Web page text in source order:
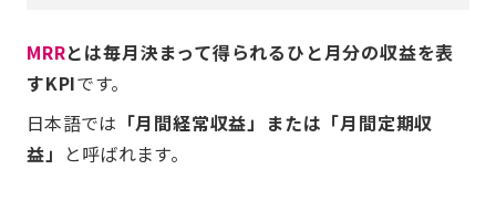
MRRとは毎月決まって得られるひと月分の収益を表
すKPIです。
日本語では 「月間経常収益」または「月間定期収
益」 と呼ばれます。